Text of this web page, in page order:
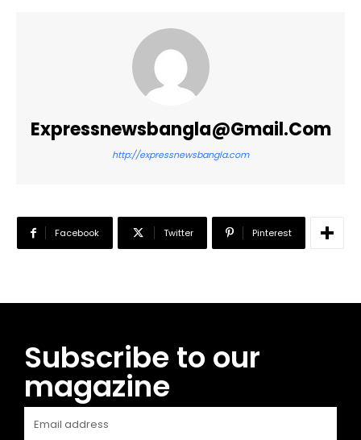
Expressnewsbangla@gmail.com
http://expressnewsbangla.com
Facebook Twitter Pinterest
Subscribe to our
magazine